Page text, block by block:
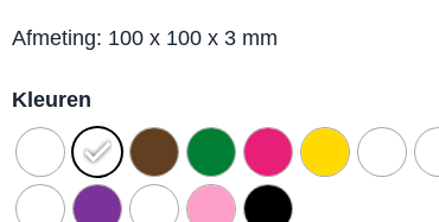
Afmeting: 100 x 100 x 3 mm
Kleuren